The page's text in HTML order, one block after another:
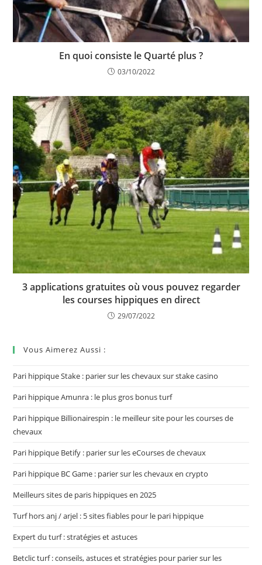
En quoi consiste le Quarté plus ?
03/10/2022
3 applications gratuites où vous pouvez regarder
les courses hippiques en direct
29/07/2022
Vous Aimerez Aussi :
Pari hippique Stake : parier sur les chevaux sur stake casino
Pari hippique Amunra : le plus gros bonus turf
Pari hippique Billionairespin : le meilleur site pour les courses de
chevaux
Pari hippique Betify : parier sur les eCourses de chevaux
Pari hippique BC Game : parier sur les chevaux en crypto
Meilleurs sites de paris hippiques en 2025
Turf hors anj / arjel : 5 sites fiables pour le pari hippique
Expert du turf : stratégies et astuces
Betclic turf : conseils, astuces et stratégies pour parier sur les